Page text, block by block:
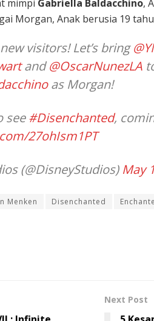
mimpi Gabriella Baldacchino,
Morgan, Anak berusia 19
visitors! Let’s bring
and@OscarNunezLA
as Morgan!
see#Disenchanted,
27ohIsm1PT
(@DisneyStudios) May
Menken Disenchanted
Next Post